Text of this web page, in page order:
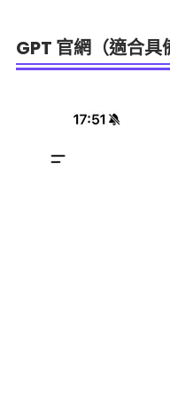
GPT 官網（適合具